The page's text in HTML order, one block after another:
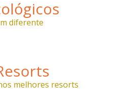
diferente
melhores resorts